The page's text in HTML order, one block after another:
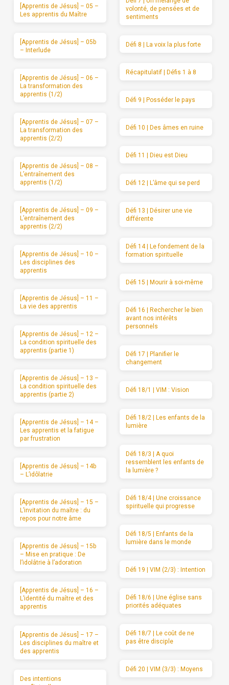
[Apprentis de Jésus] – 05 –
Les apprentis du Maître
[Apprentis de Jésus] – 05b
– Interlude
[Apprentis de Jésus] – 06 –
La transformation des
apprentis (1/2)
[Apprentis de Jésus] – 07 –
La transformation des
apprentis (2/2)
[Apprentis de Jésus] – 08 –
L’entraînement des
apprentis (1/2)
[Apprentis de Jésus] – 09 –
L’entraînement des
apprentis (2/2)
[Apprentis de Jésus] – 10 –
Les disciplines des
apprentis
[Apprentis de Jésus] – 11 –
La vie des apprentis
[Apprentis de Jésus] – 12 –
La condition spirituelle des
apprentis (partie 1)
[Apprentis de Jésus] – 13 –
La condition spirituelle des
apprentis (partie 2)
[Apprentis de Jésus] – 14 –
Les apprentis et la fatigue
par frustration
[Apprentis de Jésus] – 14b
– L’idôlatrie
[Apprentis de Jésus] – 15 –
L’invitation du maître : du
repos pour notre âme
[Apprentis de Jésus] – 15b
– Mise en pratique : De
l’idolâtrie à l’adoration
[Apprentis de Jésus] – 16 –
L’identité du maître et des
apprentis
[Apprentis de Jésus] – 17 –
Les disciplines du maître et
des apprentis
Des intentions
volonté, de pensées et de
sentiments
Défi 8 | La voix la plus forte
Récapitulatif | Défis 1 à 8
Défi 9 | Posséder le pays
Défi 10 | Des âmes en ruine
Défi 11 | Dieu est Dieu
Défi 12 | L’âme qui se perd
Défi 13 | Désirer une vie
différente
Défi 14 | Le fondement de la
formation spirituelle
Défi 15 | Mourir à soi-même
Défi 16 | Rechercher le bien
avant nos intérêts
personnels
Défi 17 | Planifier le
changement
Défi 18/1 | VIM : Vision
Défi 18/2 | Les enfants de la
lumière
Défi 18/3 | A quoi
ressemblent les enfants de
la lumière ?
Défi 18/4 | Une croissance
spirituelle qui progresse
Défi 18/5 | Enfants de la
lumière dans le monde
Défi 19 | VIM (2/3) : Intention
Défi 18/6 | Une église sans
priorités adéquates
Défi 18/7 | Le coût de ne
pas être disciple
Défi 20 | VIM (3/3) : Moyens